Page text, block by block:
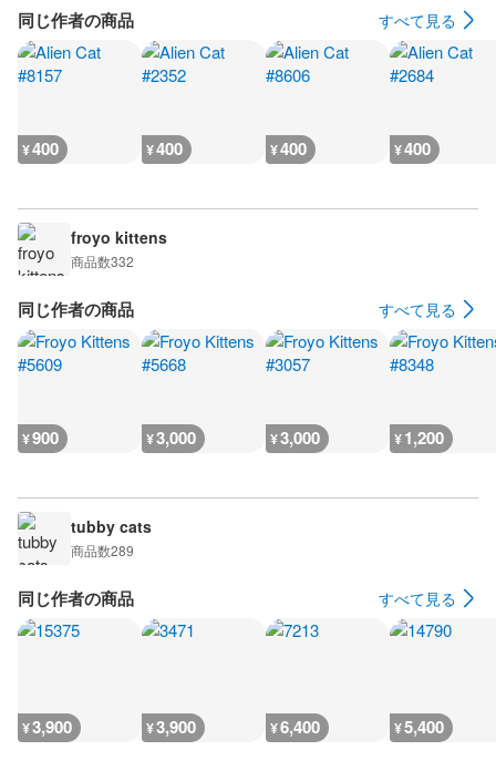
同じ作者の商品 すべて見る
¥400 ¥400 ¥400 ¥400
froyo kittens
商品数332
同じ作者の商品 すべて見る
¥900 ¥3,000 ¥3,000 ¥1,200
tubby cats
商品数289
同じ作者の商品 すべて見る
¥3,900 ¥3,900 ¥6,400 ¥5,400